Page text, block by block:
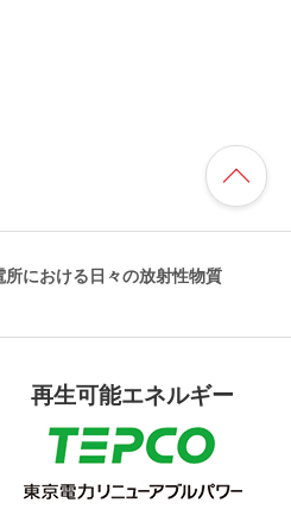
における日々の放射性物質
再生可能エネルギー